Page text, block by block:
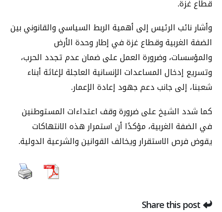
قطاع غزة.
وأشار نائب الرئيس إلى أهمية الربط السياسي والقانوني بين
الضفة الغربية وقطاع غزة في إطار وحدة الأرض
والمؤسسات، وضرورة العمل على ضمان عدم تجدد الحرب،
وتسريع إدخال المساعدات الإنسانية العاجلة لإغاثة أبناء
شعبنا، إلى جانب دعم جهود إعادة الإعمار.
كما شدد الشيخ على ضرورة وقف اعتداءات المستوطنين
في الضفة الغربية، مؤكدًا أن استمرار هذه الانتهاكات
يقوض فرص الاستقرار ويخالف القوانين والشرعية الدولية.
Share this post